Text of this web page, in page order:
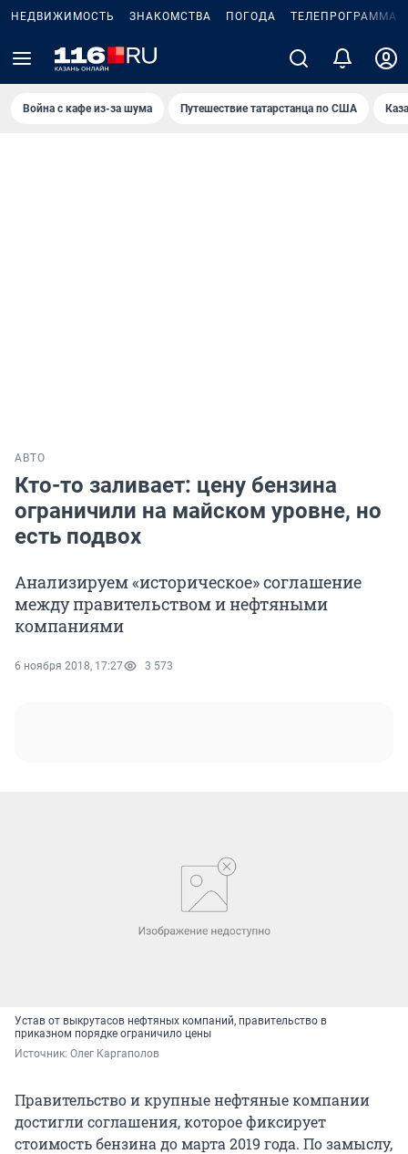
НЕДВИЖИМОСТЬ ЗНАКОМСТВА ПОГОДА ТЕЛЕПРОГРАММА
Война с кафе из-за шума Путешествие татарстанца по США
АВТО
Кто-то заливает: цену бензина
ограничили на майском уровне, но
есть подвох
Анализируем «историческое» соглашение
между правительством и нефтяными
компаниями
6 ноября 2018, 17:27 3 573
Устав от выкрутасов нефтяных компаний, правительство в
приказном порядке ограничило цены
Источник: Олег Каргаполов
Правительство и крупные нефтяные компании
достигли соглашения, которое фиксирует
стоимость бензина до марта 2019 года. По замыслу,